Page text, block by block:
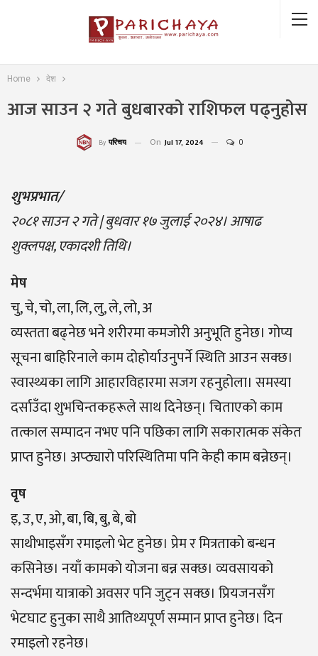
Home देश
आज साउन २ गते बुधबारको राशिफल पढ्नुहोस
By परिचय On Jul 17, 2024 0
शुभप्रभात/
२०८१ साउन २ गते | बुधवार १७ जुलाई २०२४। आषाढ
शुक्लपक्ष, एकादशी तिथि।
मेष
चु, चे, चो, ला, लि, लु, ले, लो, अ
व्यस्तता बढ्नेछ भने शरीरमा कमजोरी अनुभूति हुनेछ। गोप्य
सूचना बाहिरिनाले काम दोहोर्याउनुपर्ने स्थिति आउन सक्छ।
स्वास्थ्यका लागि आहारविहारमा सजग रहनुहोला। समस्या
दर्साउँदा शुभचिन्तकहरूले साथ दिनेछन्। चिताएको काम
तत्काल सम्पादन नभए पनि पछिका लागि सकारात्मक संकेत
प्राप्त हुनेछ। अप्ठ्यारो परिस्थितिमा पनि केही काम बन्नेछन्।
वृष
इ, उ, ए, ओ, बा, बि, बु, बे, बो
साथीभाइसँग रमाइलाे भेट हुनेछ। प्रेम र मित्रताकाे बन्धन
कसिनेछ। नयाँ कामकाे याेजना बन्न सक्छ। व्यवसायको
सन्दर्भमा यात्राको अवसर पनि जुट्न सक्छ। प्रियजनसँग
भेटघाट हुनुका साथै आतिथ्यपूर्ण सम्मान प्राप्त हुनेछ। दिन
रमाइलो रहनेछ।